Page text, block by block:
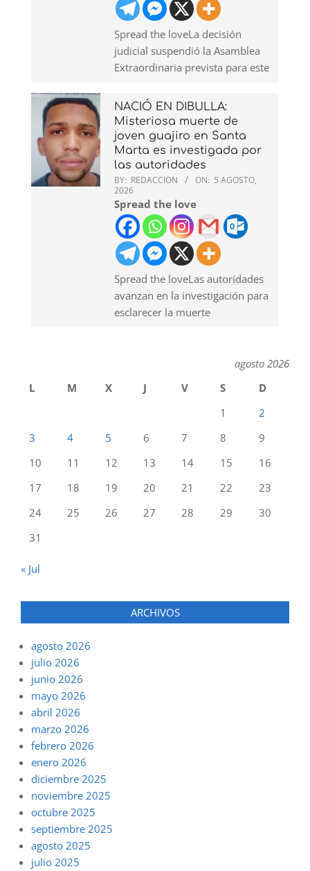
Spread the loveLa decisión
judicial suspendió la Asamblea
Extraordinaria prevista para este
NACIÓ EN DIBULLA:
Misteriosa muerte de
joven guajiro en Santa
Marta es investigada por
las autoridades
BY: REDACCION ON: 5 AGOSTO,
2026
Spread the love
Spread the loveLas autoridades
avanzan en la investigación para
esclarecer la muerte
agosto 2026
L
M X J V S
D
1
2
3
4 5 6 7 8
9
10
11 12 13 14 15
16
17
18 19 20 21 22
23
24
25 26 27 28 29
30
31
« Jul
ARCHIVOS
agosto 2026
julio 2026
junio 2026
mayo 2026
abril 2026
marzo 2026
febrero 2026
enero 2026
diciembre 2025
noviembre 2025
octubre 2025
septiembre 2025
agosto 2025
julio 2025